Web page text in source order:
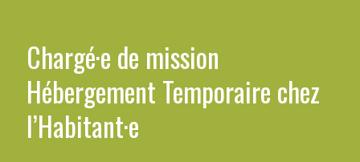
Chargé·e de mission
Hébergement Temporaire chez
l’Habitant·e